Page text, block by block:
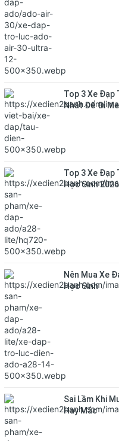
Top 3 Xe Đạp
Nhất Để Đi
Top 3 Xe Đạp
Học Sinh 2026
Nên Mua Xe
Học Sinh
Sai Lầm Khi
Hay Mắc